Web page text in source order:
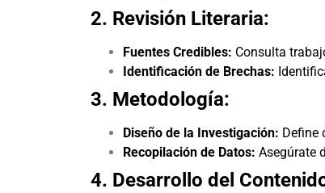
2. Revisión Literaria:
Fuentes Credibles: Consulta
Identificación de Brechas:
3. Metodología:
Diseño de la Investigación: Define
Recopilación de Datos: Asegúrate
4. Desarrollo del